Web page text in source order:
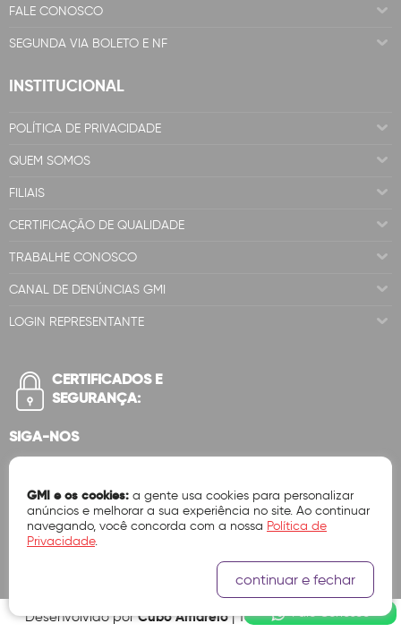
FALE CONOSCO
SEGUNDA VIA BOLETO E NF
INSTITUCIONAL
POLÍTICA DE PRIVACIDADE
QUEM SOMOS
FILIAIS
CERTIFICAÇÃO DE QUALIDADE
TRABALHE CONOSCO
CANAL DE DENÚNCIAS GMI
LOGIN REPRESENTANTE
CERTIFICADOS E
SEGURANÇA:
SIGA-NOS
Desenvolvido porCubo Amarelo| Tecnologia Ok Vendas
GMI e os cookies: a gente usa cookies para personalizar
anúncios e melhorar a sua experiência no site. Ao continuar
navegando, você concorda com a nossa Política de
Privacidade.
continuar e fechar
Fale Conosco